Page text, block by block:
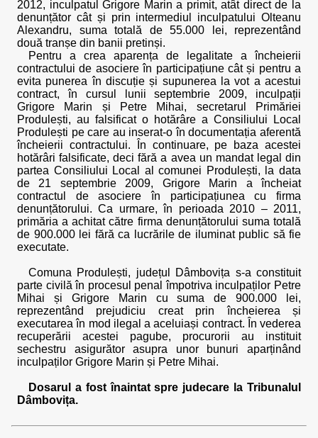
2012, inculpatul Grigore Marin a primit, atât direct de la
denunțător cât și prin intermediul inculpatului Olteanu
Alexandru, suma totală de 55.000 lei, reprezentând
două tranșe din banii pretinși.
Pentru a crea aparența de legalitate a încheierii
contractului de asociere în participațiune cât și pentru a
evita punerea în discuție și supunerea la vot a acestui
contract, în cursul lunii septembrie 2009, inculpații
Grigore Marin și Petre Mihai, secretarul Primăriei
Produlești, au falsificat o hotărâre a Consiliului Local
Produlești pe care au inserat-o în documentația aferentă
încheierii contractului. În continuare, pe baza acestei
hotărâri falsificate, deci fără a avea un mandat legal din
partea Consiliului Local al comunei Produlești, la data
de 21 septembrie 2009, Grigore Marin a încheiat
contractul de asociere în participațiunea cu firma
denunțătorului. Ca urmare, în perioada 2010 – 2011,
primăria a achitat către firma denunțătorului suma totală
de 900.000 lei fără ca lucrările de iluminat public să fie
executate.
Comuna Produlești, județul Dâmbovița s-a constituit
parte civilă în procesul penal împotriva inculpaților Petre
Mihai și Grigore Marin cu suma de 900.000 lei,
reprezentând prejudiciu creat prin încheierea și
executarea în mod ilegal a aceluiași contract. În vederea
recuperării acestei pagube, procurorii au instituit
sechestru asigurător asupra unor bunuri aparținând
inculpaților Grigore Marin și Petre Mihai.
Dosarul a fost înaintat spre judecare la Tribunalul
Dâmbovița.